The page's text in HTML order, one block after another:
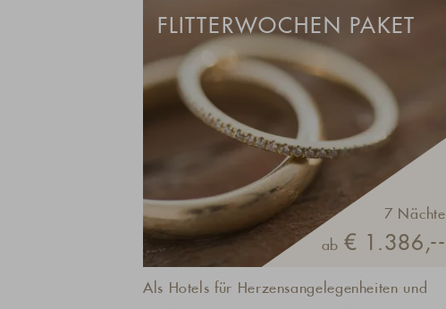
FLITTERWOCHEN PAKET
7 Nächte
ab € 1.386,--
Als Hotels für Herzensangelegenheiten und